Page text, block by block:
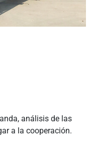
análisis de las
a la cooperación.